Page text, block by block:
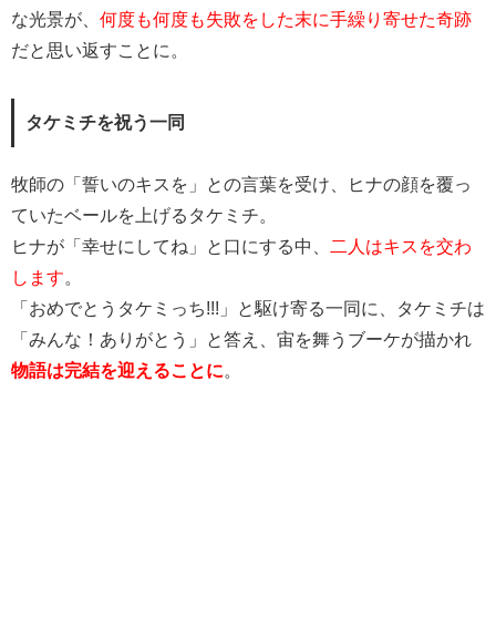
な光景が、 何度も何度も失敗をした末に手繰り寄せた奇跡
だと思い返すことに。
タケミチを祝う一同
牧師の「誓いのキスを」との言葉を受け、ヒナの顔を覆っ
ていたベールを上げるタケミチ。
ヒナが「幸せにしてね」と口にする中、
二人はキスを交わ
します。
「おめでとうタケミっち!!!」と駆け寄る一同に、タケミチは
「みんな！ありがとう」と答え、宙を舞うブーケが描かれ
物語は完結を迎えることに。